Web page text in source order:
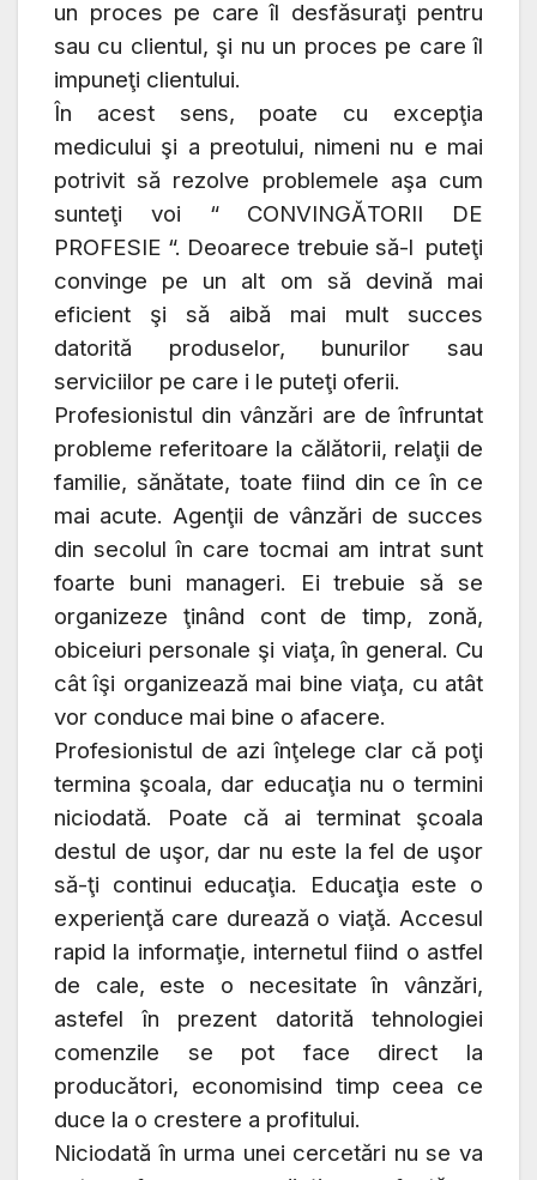
un proces pe care îl desfăsuraţi pentru
sau cu clientul, şi nu un proces pe care îl
impuneţi clientului.
În acest sens, poate cu excepţia
medicului şi a preotului, nimeni nu e mai
potrivit să rezolve problemele aşa cum
sunteţi voi “ CONVINGĂTORII DE
PROFESIE “. Deoarece trebuie să-l puteţi
convinge pe un alt om să devină mai
eficient şi să aibă mai mult succes
datorită produselor, bunurilor sau
serviciilor pe care i le puteţi oferii.
Profesionistul din vânzări are de înfruntat
probleme referitoare la călătorii, relaţii de
familie, sănătate, toate fiind din ce în ce
mai acute. Agenţii de vânzări de succes
din secolul în care tocmai am intrat sunt
foarte buni manageri. Ei trebuie să se
organizeze ţinând cont de timp, zonă,
obiceiuri personale şi viaţa, în general. Cu
cât îşi organizează mai bine viaţa, cu atât
vor conduce mai bine o afacere.
Profesionistul de azi înţelege clar că poţi
termina şcoala, dar educaţia nu o termini
niciodată. Poate că ai terminat şcoala
destul de uşor, dar nu este la fel de uşor
să-ţi continui educaţia. Educaţia este o
experienţă care durează o viaţă. Accesul
rapid la informaţie, internetul fiind o astfel
de cale, este o necesitate în vânzări,
astefel în prezent datorită tehnologiei
comenzile se pot face direct la
producători, economisind timp ceea ce
duce la o crestere a profitului.
Niciodată în urma unei cercetări nu se va